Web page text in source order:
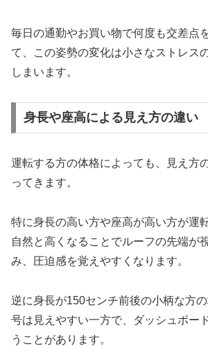
毎日の通勤やお買い物で何度も交差点
て、この姿勢の変化は小さなストレス
しまいます。
身長や座高による見え方の違い
運転する方の体格によっても、見え方
ってきます。
特に身長の高い方や座高が高い方が運
自然と高くなることでルーフの先端が
み、圧迫感を覚えやすくなります。
逆に身長が150センチ前後の小柄な方
号は見えやすい一方で、ダッシュボー
うことがあります。